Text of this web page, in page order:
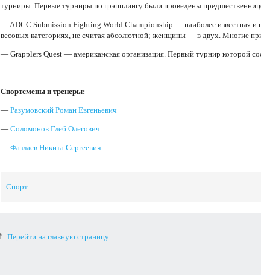
турниры. Первые турниры по грэпплингу были проведены
— ADCC Submission Fighting World Championship — наиболее известная
весовых категориях, не считая абсолютной; женщины — в двух. Многие
— Grapplers Quest — американская организация. Первый турнир которой
Спортсмены и тренеры:
— Разумовский Роман Евгеньевич
— Соломонов Глеб Олегович
— Фазлаев Никита Сергеевич
Спорт
Перейти на главную страницу